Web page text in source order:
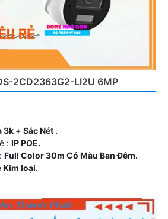
2CD2363G2-LI2U 6MP
3k + Sắc Nét .
👍 Tích hợp công nghệ : IP POE.
⭐ Hình ảnh ban đêm : Full Color 30m Có Màu Ban Ðêm.
Kim loại.